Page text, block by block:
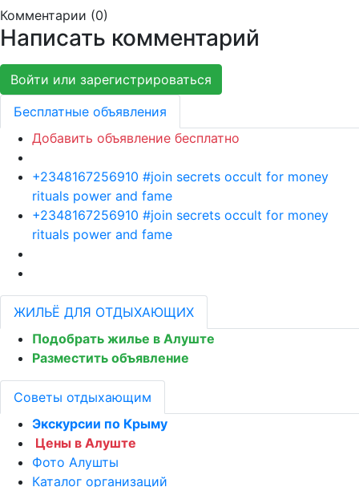
Комментарии (0)
Написать комментарий
Войти или зарегистрироваться
Бесплатные объявления
Добавить объявление бесплатно
+2348167256910 #join secrets occult for money
rituals power and fame
+2348167256910 #join secrets occult for money
rituals power and fame
ЖИЛЬЁ ДЛЯ ОТДЫХАЮЩИХ
Подобрать жилье в Алуште
Разместить объявление
Советы отдыхающим
Экскурсии по Крыму
Цены в Алуште
Фото Алушты
Каталог организаций